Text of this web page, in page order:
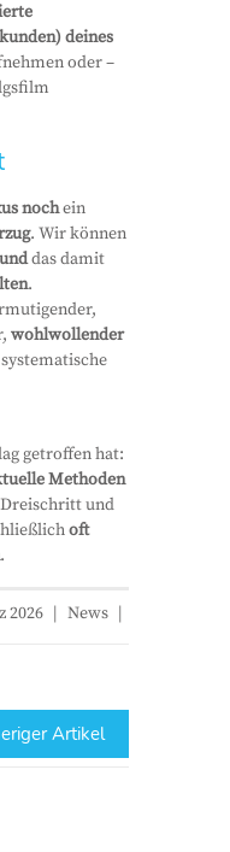
deines
oder –
nochein
. Wir können
das damit
.
wohlwollender
getroffen hat:
Methoden
und
oft
.
2026 | News |